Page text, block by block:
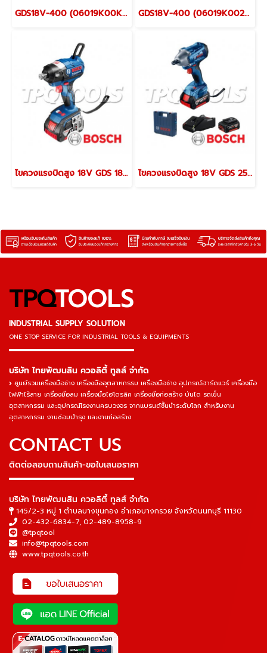
GDS18V-400 (06019K00K1) บล็อกกระแทกไร้สาย Brushless 18V, 1/2" 400NM. (เครื่องเปล่า) GDS18V-400 (06019K0020) เครื่องขันบล็อกไร้สาย 18V BRUSHLESS MOTOR + แบตเตอรี่ 5.0AH 2ก้อน + แท่นชาร์จเร็ว
ไขควงแรงบิดสูง 18V GDS 18V-EC Brushless (06019B95B0) ไขควงแรงบิดสูง 18V GDS 250 LI (06019G61K0)
TPQTOOLS
INDUSTRIAL SUPPLY SOLUTION
ONE STOP SERVICE FOR INDUSTRIAL TOOLS & EQUIPMENTS
▬▬▬▬▬▬▬▬▬▬▬▬▬▬▬
บริษัท ไทยพัฒนสิน ควอลิตี้ ทูลส์ จำกัด
ศูนย์รวมเครื่องมือช่าง เครื่องมืออุตสาหกรรม เครื่องมือช่าง อุปกรณ์ฮาร์ดแวร์ เครื่องมือ
ไฟฟ้าไร้สาย เครื่องมือลม เครื่องมือไฮโดรลิค เครื่องมือก่อสร้าง บันได รถเข็น
อุตสาหกรรม และอุปกรณ์โรงงานครบวงจร จากแบรนด์ชั้นนำระดับโลก สำหรับงาน
อุตสาหกรรม งานซ่อมบำรุง และงานก่อสร้าง
CONTACT US
ติดต่อสอบถามสินค้า-ขอใบเสนอราคา
▬▬▬▬▬▬▬▬▬▬▬▬▬▬▬
บริษัท ไทยพัฒนสิน ควอลิตี้ ทูลส์ จำกัด
145/2-3 หมู่ 1 ตำบลบางขุนกอง อำเภอบางกรวย จังหวัดนนทบุรี 11130
02-432-6834-7, 02-489-8958-9
@tpqtool
info@tpqtools.com
www.tpqtools.co.th